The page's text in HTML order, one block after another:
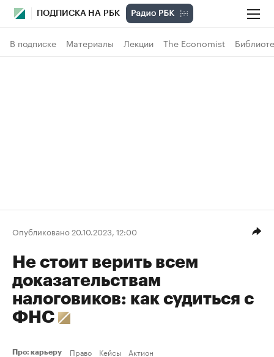
ПОДПИСКА НА РБК
В подписке Материалы Лекции The Economist
Опубликовано 20.10.2023, 12:00
Не стоит верить всем
доказательствам
налоговиков: как судиться с
ФНС
Про: карьеру Право Кейсы Актион